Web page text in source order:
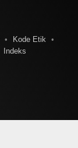
Kode Etik
Indeks